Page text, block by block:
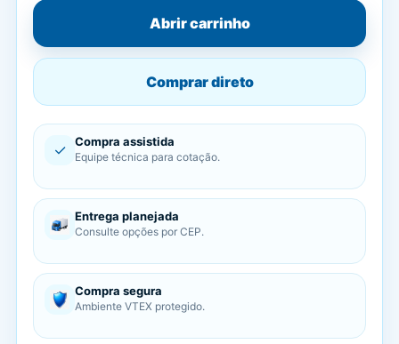
Abrir carrinho
Comprar direto
✓ Compra assistida
Equipe técnica para cotação.
Entrega planejada
Consulte opções por CEP.
Compra segura
Ambiente VTEX protegido.